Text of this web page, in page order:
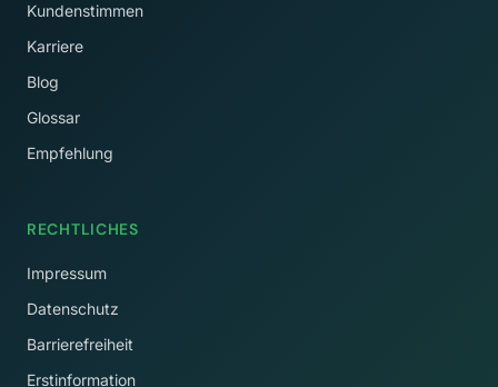
Kundenstimmen
Karriere
Blog
Glossar
Empfehlung
RECHTLICHES
Impressum
Datenschutz
Barrierefreiheit
Erstinformation